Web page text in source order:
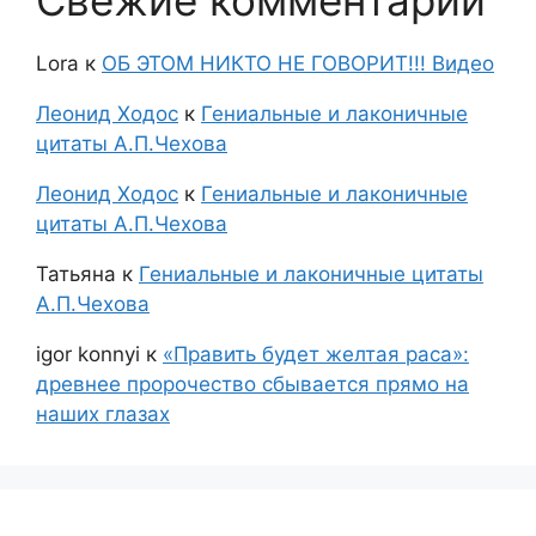
Lora к ОБ ЭТОМ НИКТО НЕ ГОВОРИТ!!! Видео
Леонид Ходос к Гениальные и лаконичные
цитаты А.П.Чехова
Леонид Ходос к Гениальные и лаконичные
цитаты А.П.Чехова
Татьяна к Гениальные и лаконичные цитаты
А.П.Чехова
igor konnyi к «Править будет желтая раса»:
древнее пророчество сбывается прямо на
наших глазах